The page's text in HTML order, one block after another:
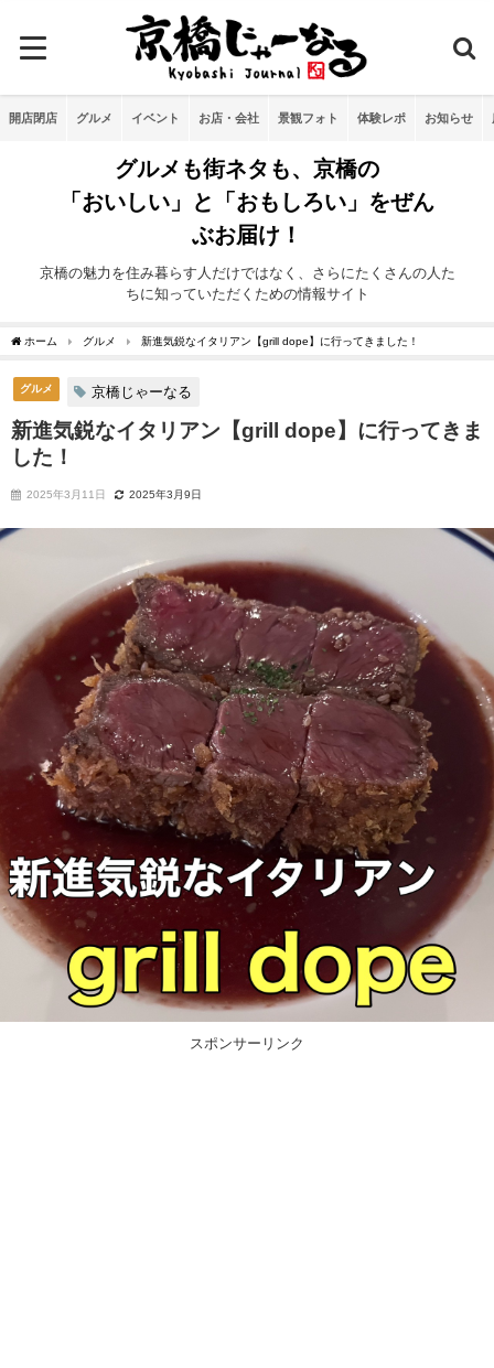
開店閉店 グルメ イベント お店・会社 景観フォト 体験レポ お知らせ
グルメも街ネタも、京橋の
「おいしい」と「おもしろい」をぜん
ぶお届け！
京橋の魅力を住み暮らす人だけではなく、さらにたくさんの人た
ちに知っていただくための情報サイト
ホーム グルメ 新進気鋭なイタリアン【grill dope】に行ってきました！
グルメ 京橋じゃーなる
新進気鋭なイタリアン【grill dope】に行ってきま
した！
2025年3月11日 2025年3月9日
スポンサーリンク